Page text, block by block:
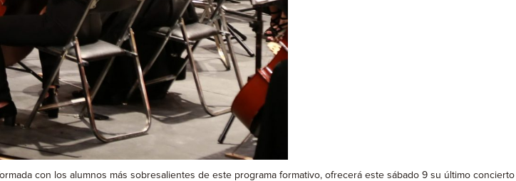
con los alumnos más sobresalientes de este programa formativo, ofrecerá este sábado 9 su último concierto